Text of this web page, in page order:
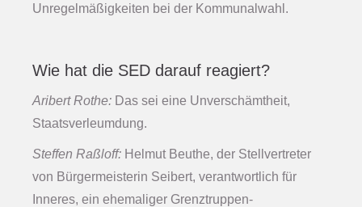
Unregelmäßigkeiten bei der Kommunalwahl.
Wie hat die SED darauf reagiert?
Aribert Rothe: Das sei eine Unverschämtheit,
Staatsverleumdung.
Steffen Raßloff: Helmut Beuthe, der Stellvertreter
von Bürgermeisterin Seibert, verantwortlich für
Inneres, ein ehemaliger Grenztruppen-